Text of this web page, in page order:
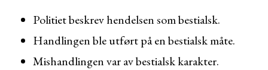
Politiet beskrev hendelsen som bestialsk.
Handlingen ble utført på en bestialsk måte.
Mishandlingen var av bestialsk karakter.